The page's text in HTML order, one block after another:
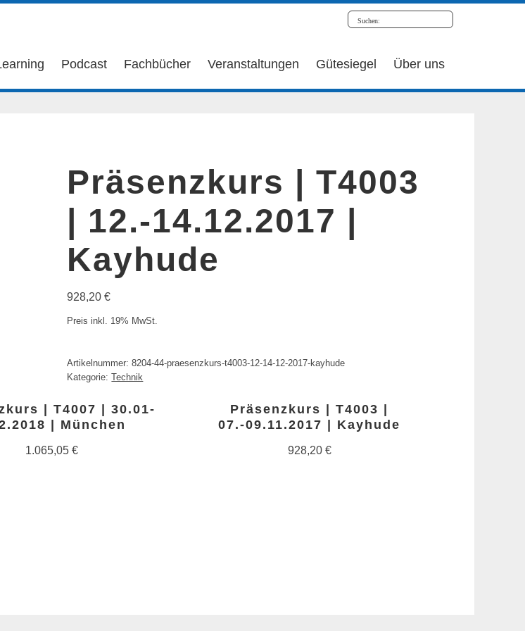
Podcast Fachbücher Veranstaltungen Gütesiegel Über uns
Präsenzkurs | T4003
| 12.-14.12.2017 |
Kayhude
928,20€
Preis inkl. 19% MwSt.
Artikelnummer:8204-44-praesenzkurs-t4003-12-14-12-2017-kayhude
Kategorie:Technik
| T4007 | 30.01-
| München
1.065,05 €
Präsenzkurs | T4003 |
07.-09.11.2017 | Kayhude
928,20 €